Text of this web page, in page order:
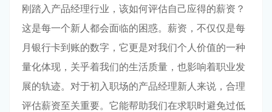
刚踏入产品经理行业，该如何评估自己应得的薪资？
这是每一个新人都会面临的困惑。薪资，不仅仅是每
月银行卡到账的数字，它更是对我们个人价值的一种
量化体现，关乎着我们的生活质量，也影响着职业发
展的轨迹。对于初入职场的产品经理新人来说，合理
评估薪资至关重要。它能帮助我们在求职时避免过低